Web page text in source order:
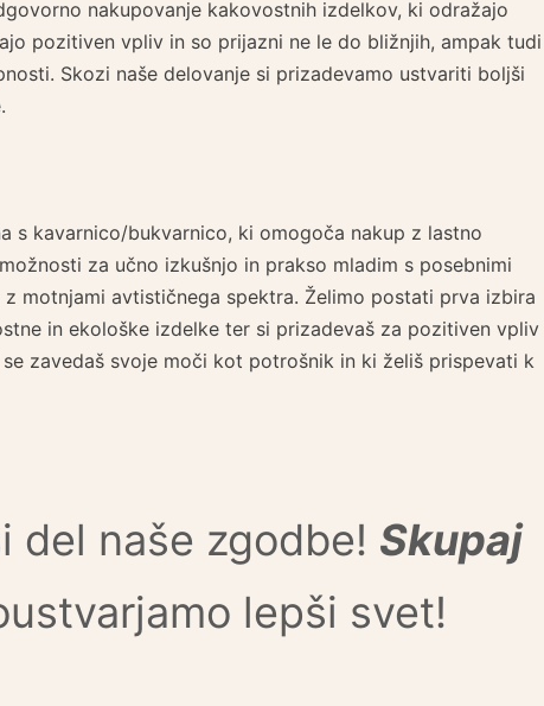
nakupovanje kakovostnih izdelkov, ki odražajo
pozitiven vpliv in so prijazni ne le do bližnjih, ampak tudi
Skozi naše delovanje si prizadevamo ustvariti boljši
s kavarnico/bukvarnico, ki omogoča nakup z lastno
za učno izkušnjo in prakso mladim s posebnimi
motnjami avtističnega spektra. Želimo postati prva izbira
in ekološke izdelke ter si prizadevaš za pozitiven vpliv
zavedaš svoje moči kot potrošnik in ki želiš prispevati k
del naše zgodbe! Skupaj
lepši svet!